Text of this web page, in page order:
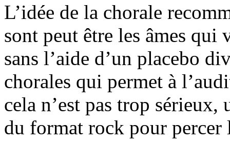
L’idée de la chorale
sont peut être les âmes qui
sans l’aide d’un placebo
chorales qui permet à
cela n’est pas trop
du format rock pour percer